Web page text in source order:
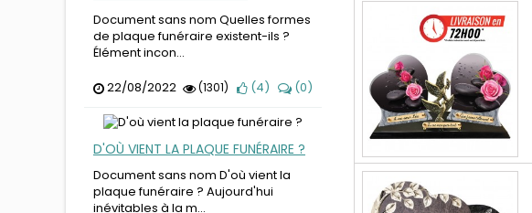
Document sans nom Quelles formes
de plaque funéraire existent-ils ?
Élément incon...
22/08/2022
(1301) (4) (0)
D'OÙ VIENT LA PLAQUE FUNÉRAIRE ?
Document sans nom D'où vient la
plaque funéraire ? Aujourd'hui
inévitables à la m...